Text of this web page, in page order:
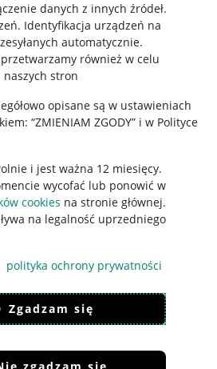
danych z innych źródeł.
. Identyfikacja urządzeń na
automatycznie.
również w celu
naszych stron
opisane są w ustawieniach
“ZMIENIAM ZGODY” i w Polityce
i jest ważna 12 miesięcy.
wycofać lub ponowić w
cookies na stronie głównej.
na legalność uprzedniego
polityka ochrony prywatności
Zgadzam się
Cyfrowych